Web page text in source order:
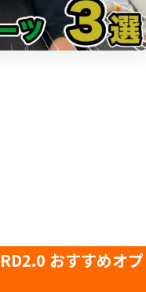
おすすめオプ